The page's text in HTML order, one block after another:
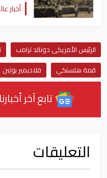
أخبار
الرئيس الأمريكى دونالد ترامب
قمة هلسنكي
فلاديمير بوتين
تابع آخر
التعليقات